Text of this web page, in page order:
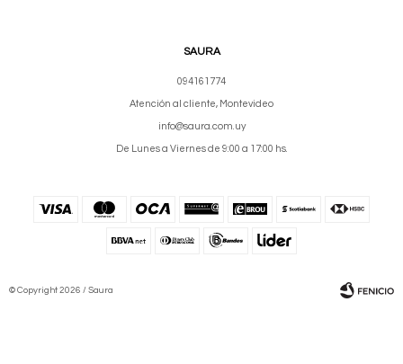
SAURA
094161774
Atención al cliente, Montevideo
info@saura.com.uy
De Lunes a Viernes de 9:00 a 17:00 hs.
© Copyright 2026 / Saura